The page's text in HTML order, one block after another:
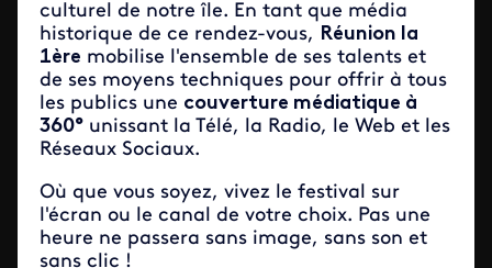
culturel de notre île. En tant que média
historique de ce rendez-vous, Réunion la
1ère mobilise l'ensemble de ses talents et
de ses moyens techniques pour offrir à tous
les publics une couverture médiatique à
360° unissant la Télé, la Radio, le Web et les
Réseaux Sociaux.
Où que vous soyez, vivez le festival sur
l'écran ou le canal de votre choix. Pas une
heure ne passera sans image, sans son et
sans clic !